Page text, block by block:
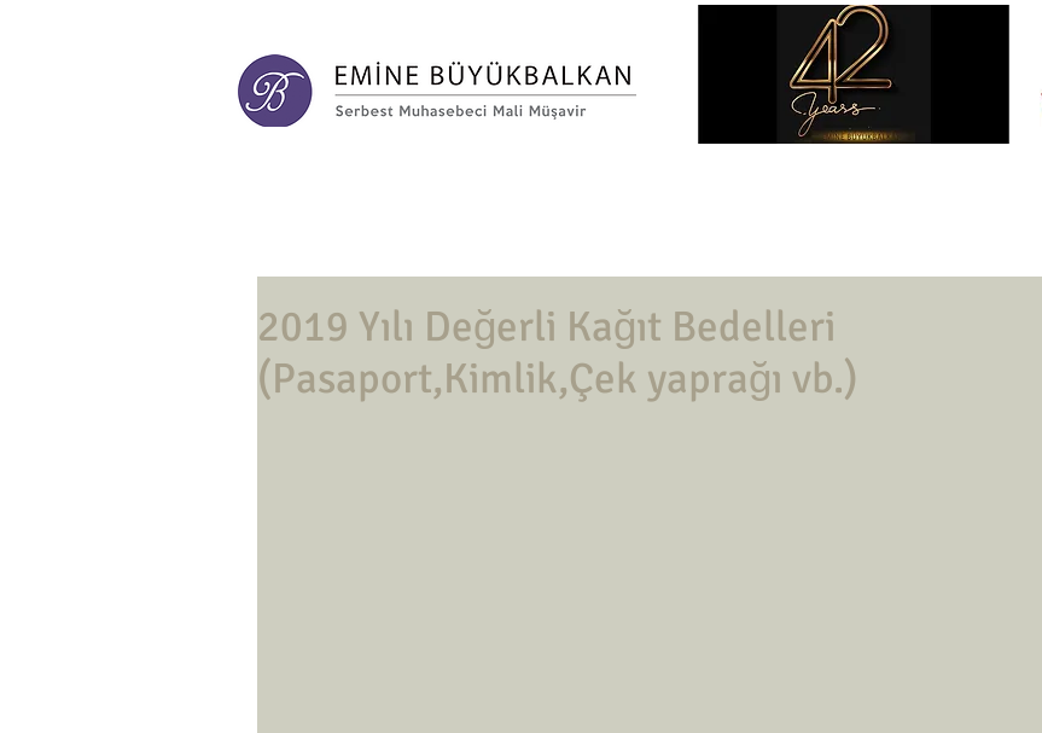
2019 Yılı Değerli Kağıt Bedelleri
(Pasaport,Kimlik,Çek yaprağı vb.)